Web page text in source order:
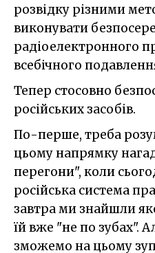
розвідку різними
виконувати
радіоелектронного
всебічного
Тепер стосовно
російських засобів.
По-перше, треба
цьому напрямку
перегони", коли
російська система
завтра ми знайшли
їй вже "не по зубах".
зможемо на цьому